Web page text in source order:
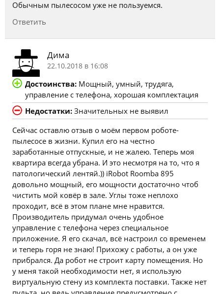
Обычным пылесосом уже не пользуемся.
Ответить
Дима
22.10.2018 в 16:08
Достоинства: Мощный, умный, трудяга,
управление с телефона, хорошая комплектация
Недостатки:Значительных не выявил
Сейчас оставлю отзыв о моём первом роботе-
пылесосе в жизни. Купил его на честно
заработанные отпускные, и не жалею. Теперь моя
квартира всегда убрана. И это несмотря на то, что я
патологический лентяй.)) iRobot Roomba 895
довольно мощный, его мощности достаточно чтоб
чистить мой ковёр в зале. Углы тоже неплохо
проходит, всё в этом плане мне нравится.
Производитель придумал очень удобное
управление с телефона через специальное
приложение. Я его скачал, всё настроил со временем
и теперь горя не знаю! Прихожу с работы, а он уже
прибрался. Да робот не строит карту помещения. Но
у меня такой необходимости нет, я использую
виртуальную стену из комплекта поставки. Также нет